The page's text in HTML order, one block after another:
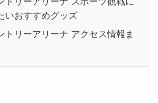
いおすすめグッズ
トリーアリーナ アクセス情報ま